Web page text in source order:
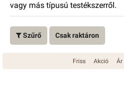
vagy más típusú testékszerről.
Szűrő Csak raktáron
Friss Akció Ár